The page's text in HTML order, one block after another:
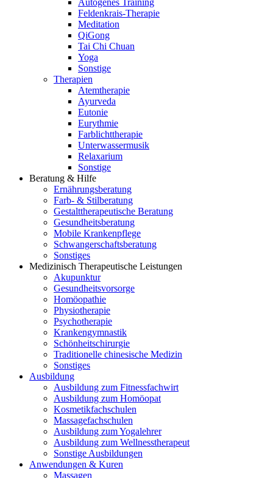
Autogenes Training
Feldenkrais-Therapie
Meditation
QiGong
Tai Chi Chuan
Yoga
Sonstige
Therapien
Atemtherapie
Ayurveda
Eutonie
Eurythmie
Farblichttherapie
Unterwassermusik
Relaxarium
Sonstige
Beratung & Hilfe
Ernährungsberatung
Farb- & Stilberatung
Gestalttherapeutische Beratung
Gesundheitsberatung
Mobile Krankenpflege
Schwangerschaftsberatung
Sonstiges
Medizinisch Therapeutische Leistungen
Akupunktur
Gesundheitsvorsorge
Homöopathie
Physiotherapie
Psychotherapie
Krankengymnastik
Schönheitschirurgie
Traditionelle chinesische Medizin
Sonstiges
Ausbildung
Ausbildung zum Fitnessfachwirt
Ausbildung zum Homöopat
Kosmetikfachschulen
Massagefachschulen
Ausbildung zum Yogalehrer
Ausbildung zum Wellnesstherapeut
Sonstige Ausbildungen
Anwendungen & Kuren
Massagen